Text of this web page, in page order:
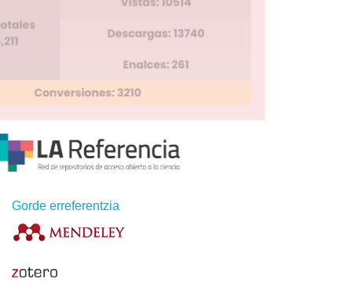
Gorde erreferentzia